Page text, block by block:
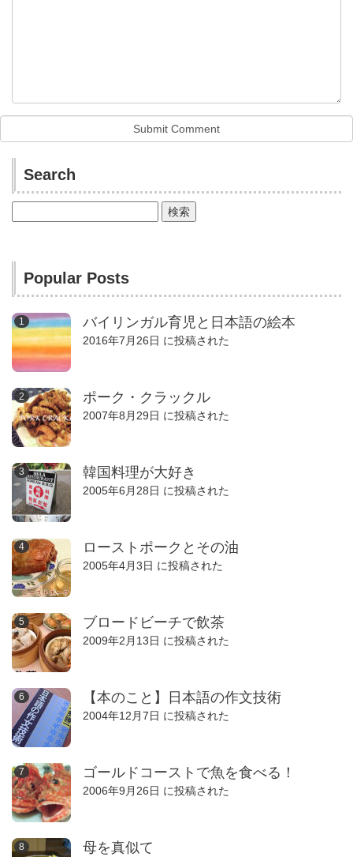
Search
索:
Popular Posts
バイリンガル育児と日本語の絵本
2016年7月26日 に投稿された
ポーク・クラックル
2007年8月29日 に投稿された
韓国料理が大好き
2005年6月28日 に投稿された
ローストポークとその油
2005年4月3日 に投稿された
ブロードビーチで飲茶
2009年2月13日 に投稿された
【本のこと】日本語の作文技術
2004年12月7日 に投稿された
ゴールドコーストで魚を食べる！
2006年9月26日 に投稿された
母を真似て